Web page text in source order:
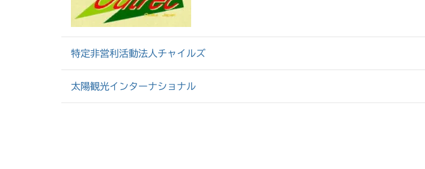
特定非営利活動法人チャイルズ
太陽観光インターナショナル